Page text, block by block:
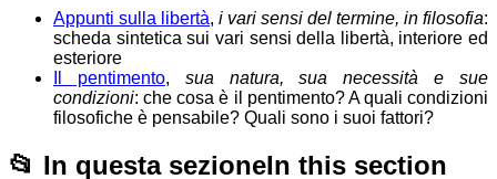
Appunti sulla libertà, i vari sensi del termine, in filosofia:
scheda sintetica sui vari sensi della libertà, interiore ed
esteriore
Il pentimento, sua natura, sua necessità e sue
condizioni: che cosa è il pentimento? A quali condizioni
filosofiche è pensabile? Quali sono i suoi fattori?
📂 In questa sezioneIn this section